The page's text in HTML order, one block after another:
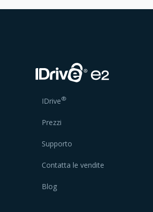
IDrive®
Prezzi
Supporto
Contatta le vendite
Blog